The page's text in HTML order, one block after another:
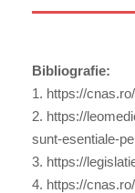
Bibliografie:
1. https://
2. https://
sunt-esentiale-
3. https://
4. https://